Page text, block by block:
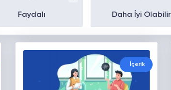
Faydalı Daha İyi Olabilir
İçerik